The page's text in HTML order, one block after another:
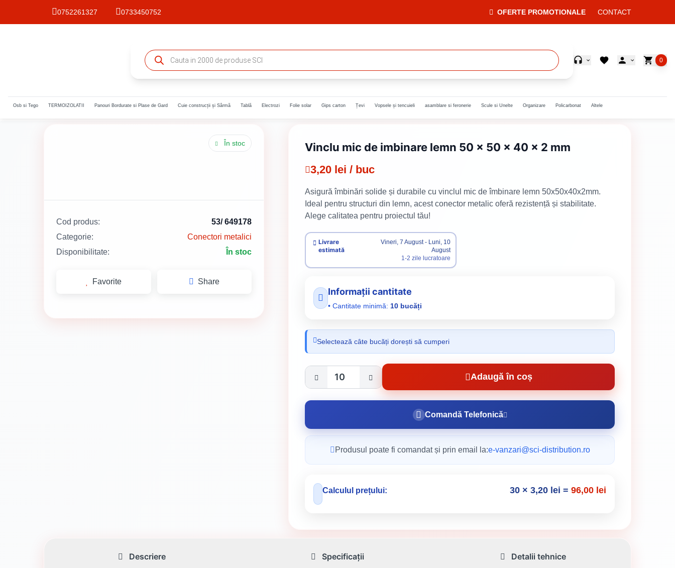
0752261327 0733450752 OFERTE PROMOTIONALE CONTACT
Products
search
0
Osb si Tego TERMOIZOLATII Panouri Bordurate si Plase de Gard Cuie construcții și Sârmă Tablă Electrozi Folie solar Gips carton Țevi Vopsele și tencuieli asamblare si feronerie Scule si Unelte Organizare Policarbonat Altele
În stoc
Cod produs:
53/ 649178
Categorie:
Conectori metalici
Disponibilitate:
În stoc
Favorite Share
Vinclu mic de imbinare lemn 50 x 50 x 40 x 2 mm
3,20 lei / buc
Asigură îmbinări solide și durabile cu vinclul mic de îmbinare lemn 50x50x40x2mm.
Ideal pentru structuri din lemn, acest conector metalic oferă rezistență și stabilitate.
Alege calitatea pentru proiectul tău!
Livrare
estimată
Vineri, 7 August - Luni, 10
August
1-2 zile lucratoare
Informații cantitate
• Cantitate minimă: 10 bucăți
Selectează câte bucăți dorești să cumperi
Adaugă în coș
Comandă Telefonică
Produsul poate fi comandat și prin email la:e-vanzari@sci-distribution.ro
Calculul prețului: 30× 3,20 lei = 96,00 lei
Descriere Specificații Detalii tehnice